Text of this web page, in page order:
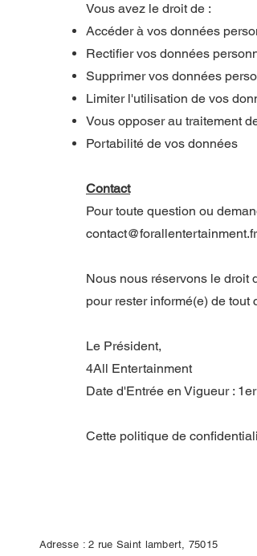
Vous avez le droit de :
Accéder à vos données
Rectifier vos données
Supprimer vos données
Limiter l'utilisation de vos
Vous opposer au traitement
Portabilité de vos données
Contact
Pour toute question ou
contact@forallentertainment.fr.
Nous nous réservons le droit
pour rester informé(e) de tout
Le Président,
4All Entertainment
Date d'Entrée en Vigueur : 1er
Cette politique de
Adresse : 2 rue Saint lambert, 75015